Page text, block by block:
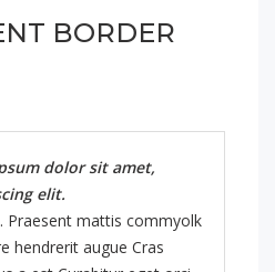
BORDER
dolor sit amet,
elit.
Praesent mattis commyolk
hendrerit augue Cras